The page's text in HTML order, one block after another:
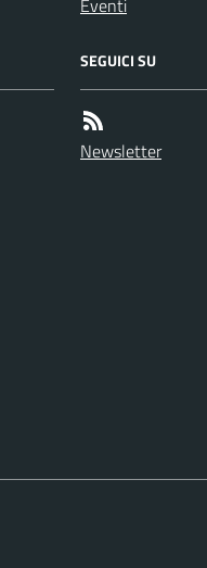
Eventi
SEGUICI SU
Newsletter